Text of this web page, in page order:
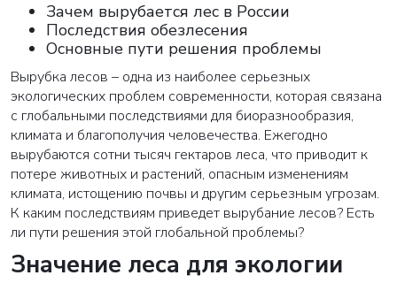
Зачем вырубается лес в России
Последствия обезлесения
Основные пути решения проблемы
Вырубка лесов – одна из наиболее серьезных
экологических проблем современности, которая связана
с глобальными последствиями для биоразнообразия,
климата и благополучия человечества. Ежегодно
вырубаются сотни тысяч гектаров леса, что приводит к
потере животных и растений, опасным изменениям
климата, истощению почвы и другим серьезным угрозам.
К каким последствиям приведет вырубание лесов? Есть
ли пути решения этой глобальной проблемы?
Значение леса для экологии